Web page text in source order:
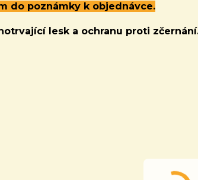
do poznámky k objednávce.
lesk a ochranu proti